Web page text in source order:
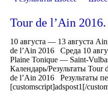
Tour de l’Ain 2016.
10 августа — 13 августа
de l’Ain 2016 Среда 10
Plaine Tonique — Saint-
Календарь/Результаты
de l’Ain 2016 Результаты
[customscript]adspost1[/